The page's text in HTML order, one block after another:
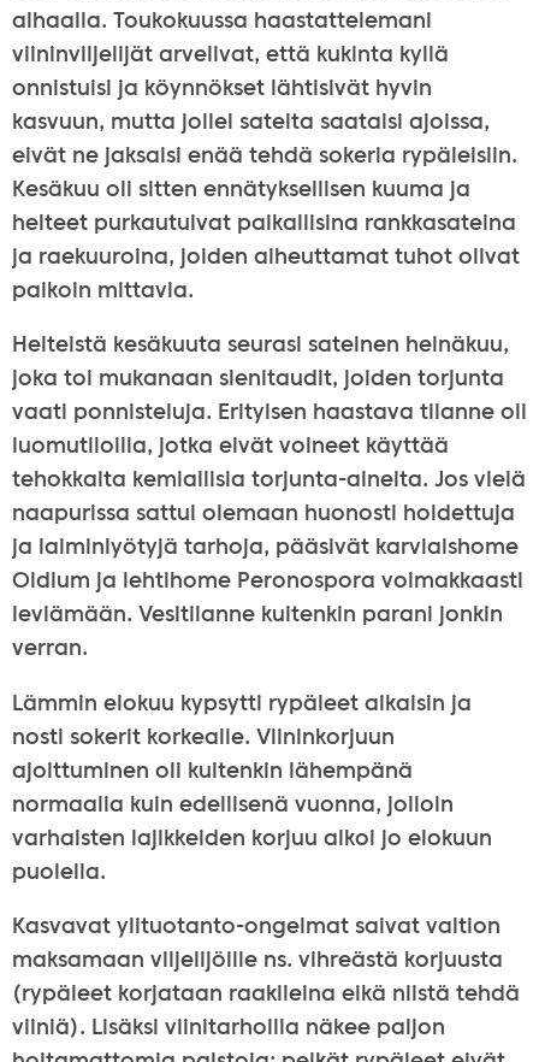
alhaalla. Toukokuussa haastattelemani
viininviljelijät arvelivat, että kukinta kyllä
onnistuisi ja köynnökset lähtisivät hyvin
kasvuun, mutta jollei sateita saataisi ajoissa,
eivät ne jaksaisi enää tehdä sokeria rypäleisiin.
Kesäkuu oli sitten ennätyksellisen kuuma ja
helteet purkautuivat paikallisina rankkasateina
ja raekuuroina, joiden aiheuttamat tuhot olivat
paikoin mittavia.
Helteistä kesäkuuta seurasi sateinen heinäkuu,
joka toi mukanaan sienitaudit, joiden torjunta
vaati ponnisteluja. Erityisen haastava tilanne oli
luomutiloilla, jotka eivät voineet käyttää
tehokkaita kemiallisia torjunta-aineita. Jos vielä
naapurissa sattui olemaan huonosti hoidettuja
ja laiminlyötyjä tarhoja, pääsivät karviaishome
Oidium ja lehtihome Peronospora voimakkaasti
leviämään. Vesitilanne kuitenkin parani jonkin
verran.
Lämmin elokuu kypsytti rypäleet aikaisin ja
nosti sokerit korkealle. Viininkorjuun
ajoittuminen oli kuitenkin lähempänä
normaalia kuin edellisenä vuonna, jolloin
varhaisten lajikkeiden korjuu alkoi jo elokuun
puolella.
Kasvavat ylituotanto-ongelmat saivat valtion
maksamaan viljelijöille ns. vihreästä korjuusta
(rypäleet korjataan raakileina eikä niistä tehdä
viiniä). Lisäksi viinitarhoilla näkee paljon